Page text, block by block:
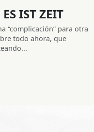
IST ZEIT
“complicación” para otra
todo ahora, que